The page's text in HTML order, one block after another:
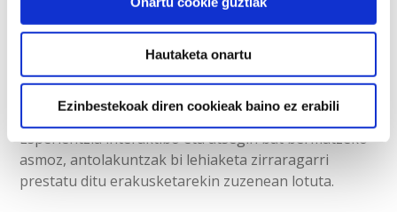
Hautaketa onartu
Ezinbestekoak diren cookieak baino ez erabili
bisitatu ahal izango da,ostiraletik igandera,
sarrera doan dela: 16:00etatik 19:00etara
ostiralean; 10:00etatik 14:30era // 16:00etatik
19:00etara larunbatean eta 10:00etatik
15:00etara igandean
Esperientzia interaktibo eta atsegin bat bermatzeko
asmoz, antolakuntzak bi lehiaketa zirraragarri
prestatu ditu erakusketarekin zuzenean lotuta.